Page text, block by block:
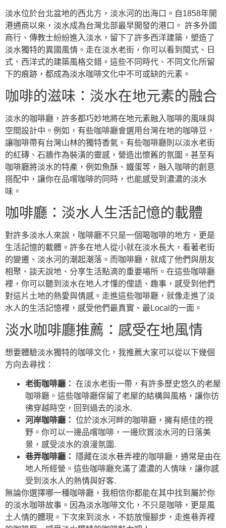
淡水位於台北盆地的西北方，淡水河的出海口。自1858年開
港通商以來，淡水成為台灣北部最早開發的港口。 許多外國
商行、傳教士紛紛進入淡水，留下了許多西洋建築，塑造了
淡水獨特的異國風情。走在淡水老街，你可以看到閩式、日
式、西洋式的建築風格交錯。這些不同時代、不同文化所留
下的痕跡，都成為淡水咖啡文化中不可或缺的元素。
咖啡的滋味：淡水在地元素的融合
淡水的咖啡廳，許多都巧妙地將在地元素融入咖啡的風味與
空間設計中。例如，有些咖啡廳會選用台灣在地的咖啡豆，
讓咖啡帶有台灣山林的獨特香氣。有些咖啡廳則以淡水老街
的紅磚、石牆作為裝潢的靈感，營造出懷舊的氛圍。甚至有
咖啡廳將淡水的特產，例如魚酥、鐵蛋等，融入咖啡的創意
搭配中，讓你在品嚐咖啡的同時，也能感受到濃濃的淡水
味。
咖啡廳：淡水人生活記憶的載體
對許多淡水人來說，咖啡廳不只是一個喝咖啡的地方，更是
生活記憶的載體。許多在地人從小就在淡水長大，看著老街
的變遷、淡水河的潮起潮落。而咖啡廳，就成了他們與朋友
相聚、談天說地、分享生活點滴的重要場所。在這些咖啡廳
裡，你可以聽到淡水在地人才懂的俚語、趣事，感受到他們
對這片土地的熱愛與情感。走進這些咖啡廳，就像走進了淡
水人的生活記憶裡，感受他們最真實、最Local的一面。
淡水咖啡廳推薦：感受在地風情
想要體驗淡水獨特的咖啡文化，我推薦大家可以從以下幾個
方向去尋找：
老街咖啡廳： 在淡水老街一帶，有許多歷史悠久的老屋
咖啡廳。這些咖啡廳保留了老屋的結構與風格，讓你彷
彿穿越時空，回到過去的淡水.
河岸咖啡廳： 位於淡水河畔的咖啡廳，擁有絕佳的視
野。你可以一邊品嚐咖啡，一邊欣賞淡水河的日落美
景，感受淡水的浪漫氛圍.
巷弄咖啡廳：
隱藏在淡水巷弄裡的咖啡廳，通常是由在
地人所經營。這些咖啡廳充滿了濃濃的人情味，讓你感
受到淡水人的熱情與好客.
無論你選擇哪一種咖啡廳，我相信你都能在其中找到屬於你
的淡水咖啡故事。因為淡水咖啡文化，不只是咖啡，更是風
土人情的體現。下次來到淡水，不妨放慢腳步，走進巷弄裡